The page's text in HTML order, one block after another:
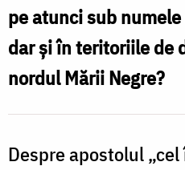
pe atunci sub
dar și în teritoriile de
nordul Mării Negre?
Despre apostolul